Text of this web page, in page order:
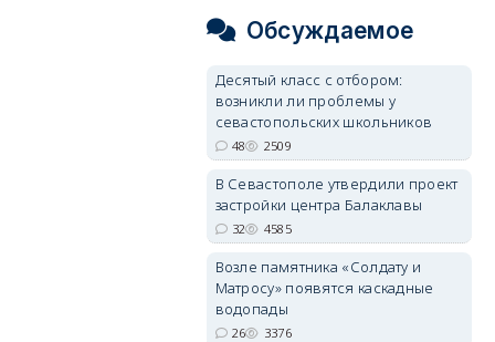
Обсуждаемое
Десятый класс с отбором:
возникли ли проблемы у
севастопольских школьников
48 2509
В Севастополе утвердили проект
застройки центра Балаклавы
32 4585
Возле памятника «Солдату и
Матросу» появятся каскадные
водопады
26 3376